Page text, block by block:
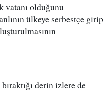
vatanı olduğunu
ülkeye serbestçe girip
derin izlere de